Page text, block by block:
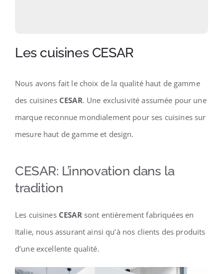
Les cuisines CESAR
Nous avons fait le choix de la qualité haut de gamme
des cuisines CESAR. Une exclusivité assumée pour une
marque reconnue mondialement pour ses cuisines sur
mesure haut de gamme et design.
CESAR: L’innovation dans la
tradition
Les cuisines CESAR sont entièrement fabriquées en
Italie, nous assurant ainsi qu’à nos clients des produits
d’une excellente qualité.